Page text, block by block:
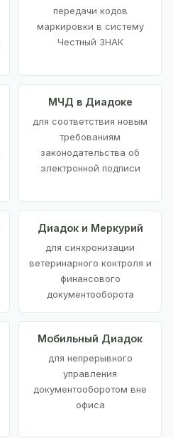
передачи кодов
маркировки в систему
Честный ЗНАК
МЧД в Диадоке
для соответствия новым
требованиям
законодательства об
электронной подписи
Диадок и Меркурий
для синхронизации
ветеринарного контроля и
финансового
документооборота
Мобильный Диадок
для непрерывного
управления
документооборотом вне
офиса